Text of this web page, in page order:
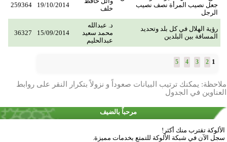
جعل نصيب المرأة نصف نصيب
الرجل
خلف
19/10/2014
259364
رؤية الهلال في كل بلد وتحديد
المسافة بين البلدين
د. عبدالله
محمد سعيد
عبدالحليم
15/09/2014
36327
1
2
3
4
5
ملاحظة: يمكنك ترتيب البيانات صعوداً و نزولاً بتكرار النقر على روابط
العناوين في الجدول
مرحباً بالضيف
الألوكة تقترب منك أكثر!
سجل الآن في شبكة الألوكة للتمتع بخدمات مميزة.